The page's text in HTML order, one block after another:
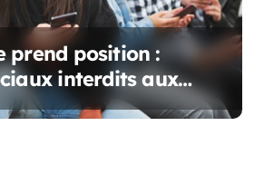
prend position :
interdits aux
ans